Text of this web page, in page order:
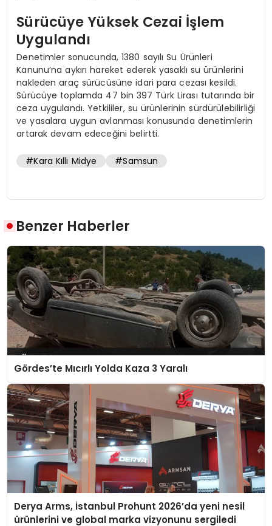
Sürücüye Yüksek Cezai İşlem
Uygulandı
Denetimler sonucunda, 1380 sayılı Su Ürünleri
Kanunu’na aykırı hareket ederek yasaklı su ürünlerini
nakleden araç sürücüsüne idari para cezası kesildi.
Sürücüye toplamda 47 bin 397 Türk Lirası tutarında bir
ceza uygulandı. Yetkililer, su ürünlerinin sürdürülebilirliği
ve yasalara uygun avlanması konusunda denetimlerin
artarak devam edeceğini belirtti.
#Kara Kıllı Midye #Samsun
Benzer Haberler
Gördes’te Mıcırlı Yolda Kaza 3 Yaralı
Derya Arms, İstanbul Prohunt 2026’da yeni nesil
ürünlerini ve global marka vizyonunu sergiledi